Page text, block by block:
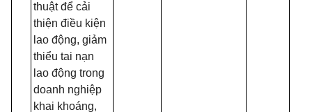
thuật để cải
thiện điều kiện
lao động, giảm
thiểu tai nạn
lao động trong
doanh nghiệp
khai khoáng,